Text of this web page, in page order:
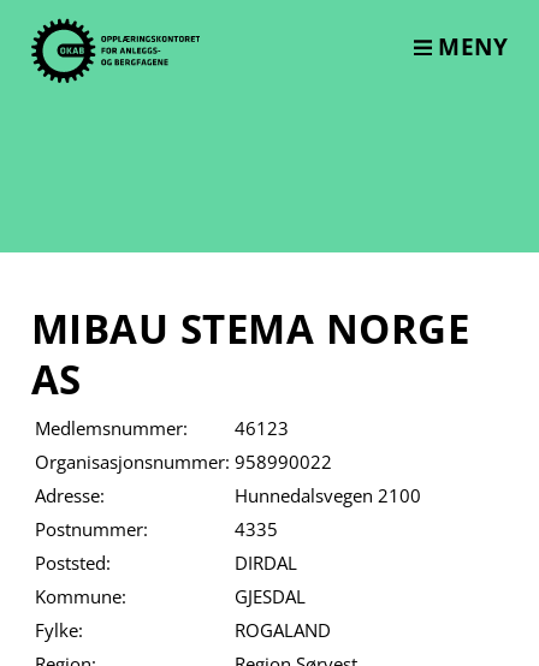
content
MENY
MIBAU STEMA NORGE
AS
Medlemsnummer:
46123
Organisasjonsnummer: 958990022
Adresse:
Hunnedalsvegen 2100
Postnummer:
4335
Poststed:
DIRDAL
Kommune:
GJESDAL
Fylke:
ROGALAND